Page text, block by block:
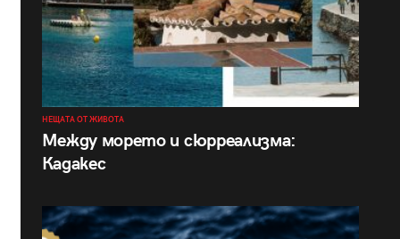
НЕЩАТА ОТ ЖИВОТА
Между морето и сюрреализма:
Кадакес